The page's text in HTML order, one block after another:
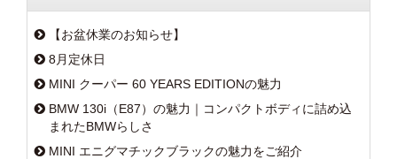
【お盆休業のお知らせ】
8月定休日
MINI クーパー 60 YEARS EDITIONの魅力
BMW 130i（E87）の魅力｜コンパクトボディに詰め込
まれたBMWらしさ
MINI エニグマチックブラックの魅力をご紹介